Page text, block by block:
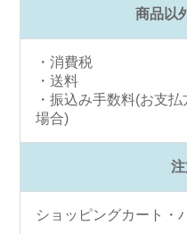
商品以
・消費税
・送料
・振込み手数料(お支
場合)
ショッピングカート・